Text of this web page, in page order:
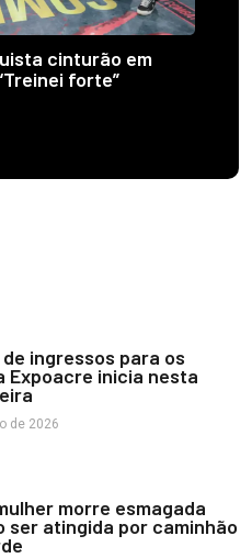
cinturão em
forte”
ingressos para os
Expoacre inicia nesta
de 2026
morre esmagada
ser atingida por caminhão